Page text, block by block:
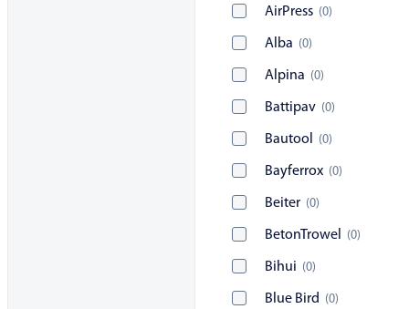
AirPress (0)
Alba (0)
Alpina (0)
Battipav (0)
Bautool (0)
Bayferrox (0)
Beiter (0)
BetonTrowel (0)
Bihui (0)
Blue Bird (0)